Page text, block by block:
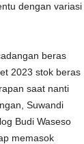
dengan variasi
beras
2023 stok beras
saat nanti
Suwandi
Budi Waseso
memasok